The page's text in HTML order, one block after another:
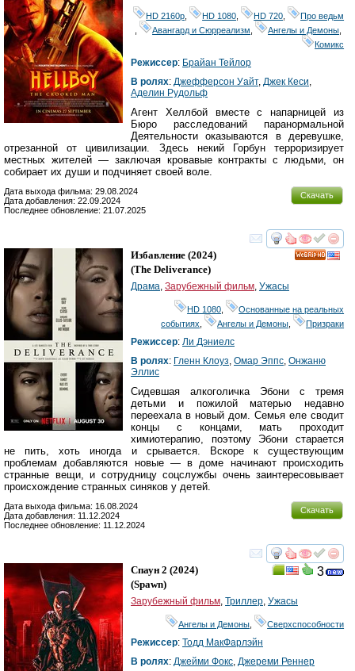
HD 2160р HD 1080 HD 720
Про ведьм
Авангард и Сюрреализм Ангелы и Демоны
Комикс
Режиссер: Брайан Тейлор
В ролях: Джефферсон Уайт, Джек Кеси,
Аделин Рудольф
Агент Хеллбой вместе с напарницей из
Бюро расследований паранормальной
Деятельности оказываются в деревушке,
отрезанной от цивилизации. Здесь некий Горбун терроризирует
местных жителей — заключая кровавые контракты с людьми, он
собирает их души и подчиняет своей воле.
Скачать
Дата выхода фильма: 29.08.2024
Дата добавления: 22.09.2024
Последнее обновление: 21.07.2025
смотреть
Избавление (2024)
(The Deliverance)
Драма, Зарубежный фильм, Ужасы
HD 1080
Основанные на реальных
событиях
Ангелы и Демоны Призраки
Режиссер: Ли Дэниелс
В ролях: Гленн Клоуз, Омар Эппс, Онжаню
Эллис
Сидевшая алкоголичка Эбони с тремя
детьми и пожилой матерью недавно
переехала в новый дом. Семья еле сводит
концы с концами, мать проходит
химиотерапию, поэтому Эбони старается
не пить, хоть иногда и срывается. Вскоре к существующим
проблемам добавляются новые — в доме начинают происходить
странные вещи, и сотрудницу соцслужбы очень заинтересовывает
происхождение странных синяков у детей.
Скачать
Дата выхода фильма: 16.08.2024
Дата добавления: 11.12.2024
Последнее обновление: 11.12.2024
смотреть
3
Спаун 2 (2024)
(Spawn)
Зарубежный фильм, Триллер, Ужасы
Ангелы и Демоны Сверхспособности
Режиссер: Тодд МакФарлэйн
В ролях: Джейми Фокс, Джереми Реннер